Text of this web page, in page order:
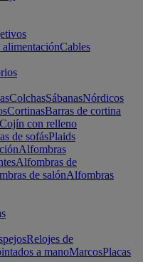
alimentaciónCables
ColchasSábanasNórdicos
CortinasBarras de cortina
Cojín con relleno
de sofásPlaids
Alfombras
Alfombras de
de salónAlfombras
Relojes de
a manoMarcosPlacas